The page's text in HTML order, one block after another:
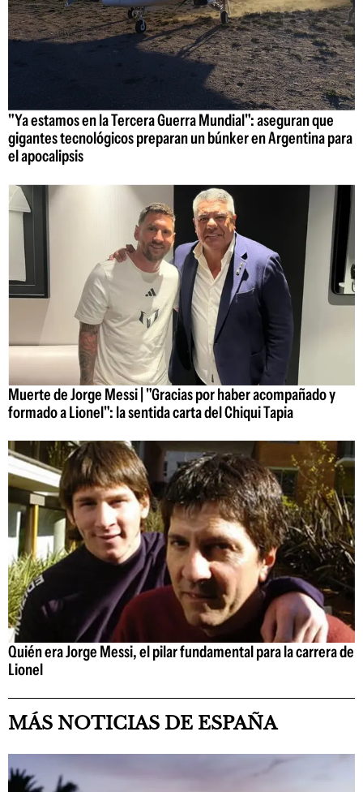
"Ya estamos en la Tercera Guerra Mundial": aseguran que
gigantes tecnológicos preparan un búnker en Argentina para
el apocalipsis
Muerte de Jorge Messi | "Gracias por haber acompañado y
formado a Lionel": la sentida carta del Chiqui Tapia
Quién era Jorge Messi, el pilar fundamental para la carrera de
Lionel
MÁS NOTICIAS DE ESPAÑA